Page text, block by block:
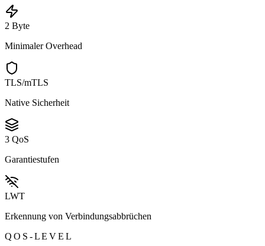
2 Byte
Minimaler Overhead
TLS/mTLS
Native Sicherheit
3 QoS
Garantiestufen
LWT
Erkennung von Verbindungsabbrüchen
QOS-LEVEL